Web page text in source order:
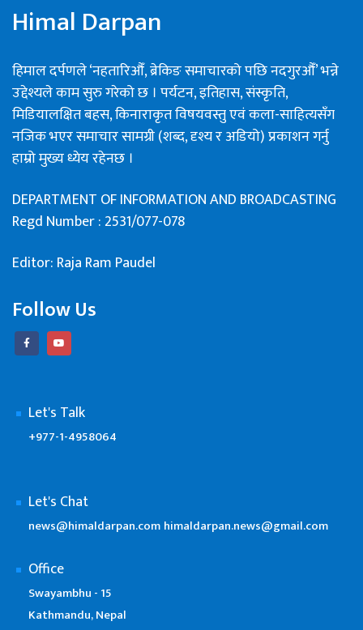
Himal Darpan
हिमाल दर्पणले ‘नहतारिऔँ, ब्रेकिङ समाचारको पछि नदगुरऔँ’ भन्ने
उद्देश्यले काम सुरु गरेको छ । पर्यटन, इतिहास, संस्कृति,
मिडियालक्षित बहस, किनाराकृत विषयवस्तु एवं कला-साहित्यसँग
नजिक भएर समाचार सामग्री (शब्द, दृश्य र अडियो) प्रकाशन गर्नु
हाम्रो मुख्य ध्येय रहेनछ ।
DEPARTMENT OF INFORMATION AND BROADCASTING
Regd Number : 2531/077-078
Editor: Raja Ram Paudel
Follow Us
Let's Talk
+977-1-4958064
Let's Chat
news@himaldarpan.com himaldarpan.news@gmail.com
Office
Swayambhu - 15
Kathmandu, Nepal